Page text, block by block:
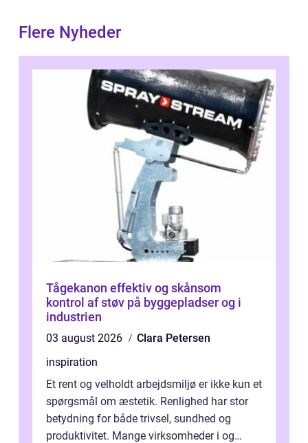
Flere Nyheder
Tågekanon effektiv og skånsom
kontrol af støv på byggepladser og i
industrien
03 august 2026
Clara Petersen
inspiration
Et rent og velholdt arbejdsmiljø er ikke kun et
spørgsmål om æstetik. Renlighed har stor
betydning for både trivsel, sundhed og
produktivitet. Mange virksomheder i og